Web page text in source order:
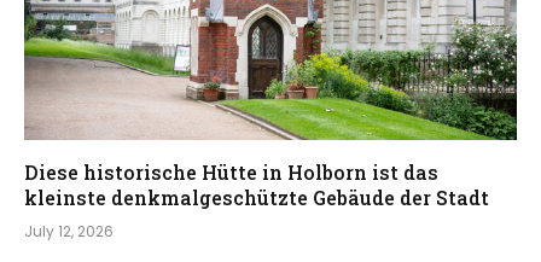
Diese historische Hütte in Holborn ist das
kleinste denkmalgeschützte Gebäude der Stadt
July 12, 2026